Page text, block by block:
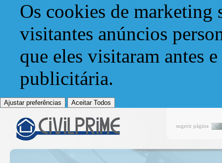
Os cookies de marketing
visitantes anúncios
que eles visitaram antes
publicitária.
Ajustar preferências Aceitar Todos
sugerir página